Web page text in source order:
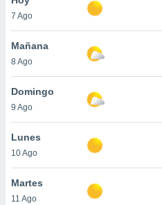
y
en
más
de
7 Ago
Mañana
8 Ago
Domingo
9 Ago
Lunes
10 Ago
Martes
11 Ago